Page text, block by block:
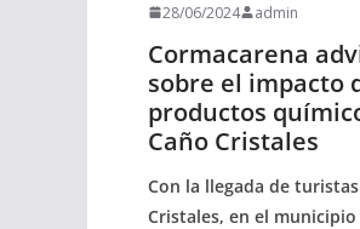
28/06/2024 admin
Cormacarena
sobre el impacto
productos
Caño Cristales
Con la llegada de
Cristales, en el municipio